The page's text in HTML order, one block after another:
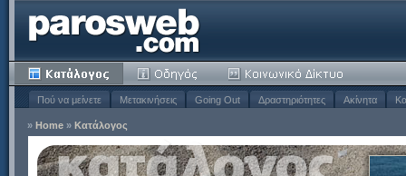
Πού να μείνετε Μετακινήσεις Going Out Δραστηριότητες Ακίνητα
» Home » Κατάλογος